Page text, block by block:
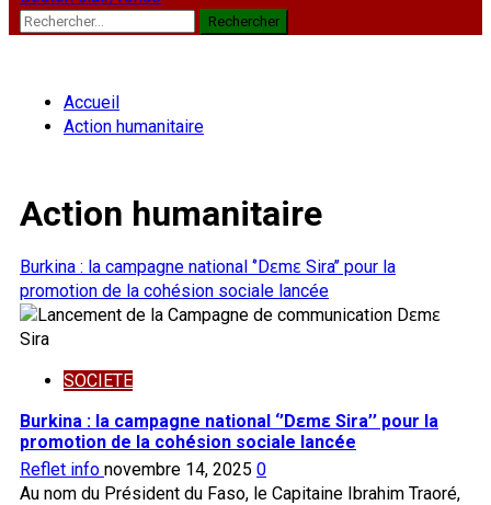
Rechercher :
Accueil
Action humanitaire
Action humanitaire
Burkina : la campagne national ‘’Dɛmɛ Sira’’ pour la
promotion de la cohésion sociale lancée
SOCIETE
Burkina : la campagne national ‘’Dɛmɛ Sira’’ pour la
promotion de la cohésion sociale lancée
Reflet info novembre 14, 2025 0
Au nom du Président du Faso, le Capitaine Ibrahim Traoré,